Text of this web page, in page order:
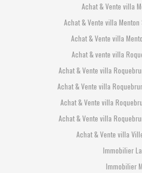
Achat & Vente villa
Achat & Vente villa
Achat & Vente villa
Achat & vente villa
Achat & Vente villa
Achat & Vente villa
Achat & Vente villa
Achat & Vente villa
Achat & Vente villa
Immobilier
Immobilier